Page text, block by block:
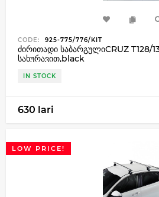
CODE: 925-775/776/KIT
ძირითადი საბარგულიCRUZ T128/
სახურავით,black
IN STOCK
630 lari
LOW PRICE!